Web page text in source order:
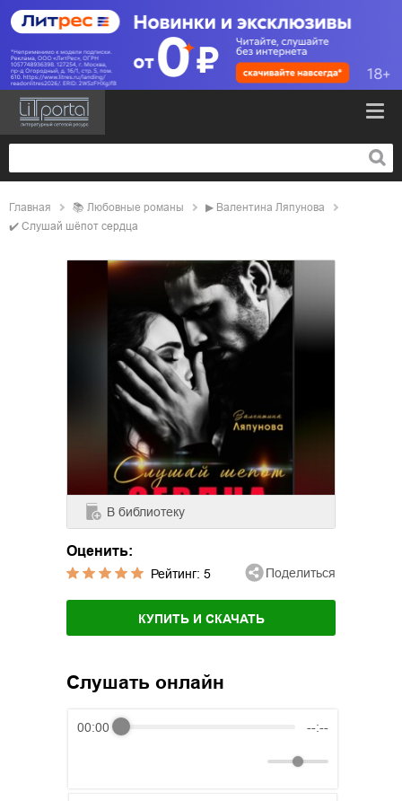
Главная 📚 любовные романы ▶ Валентина Ляпунова
✔️ Слушай шёпот сердца
В библиотеку
Оценить:
Рейтинг: 5 Поделиться
КУПИТЬ И СКАЧАТЬ
Слушать онлайн
00:00 --:--